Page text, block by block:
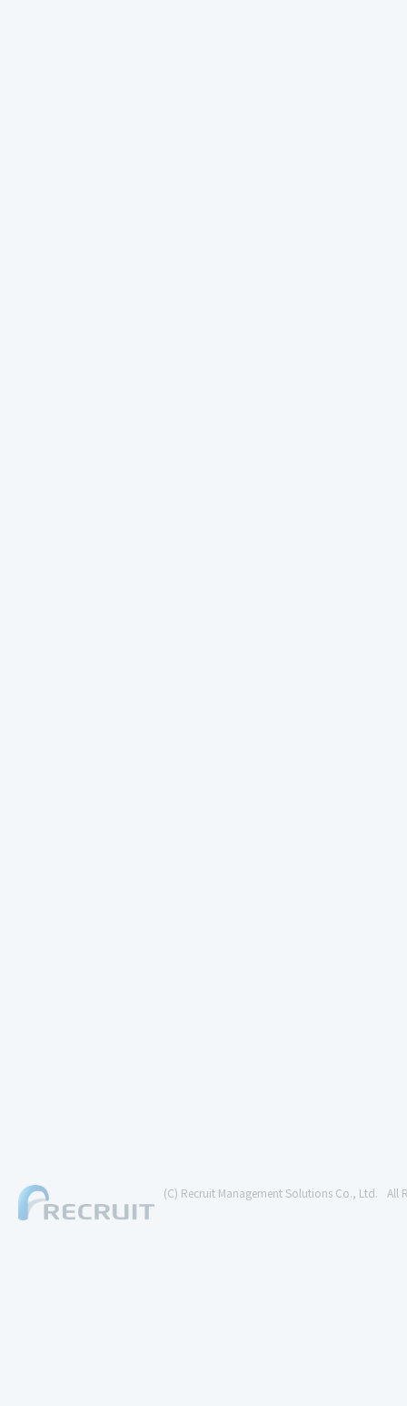
(C) Recruit Management Solutions Co., Ltd. All